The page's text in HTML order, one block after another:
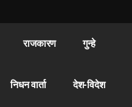
राजकारण गुन्हे
निधन वार्ता देश-विदेश